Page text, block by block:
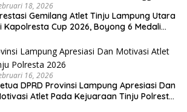
18, 2026
Gemilang Atlet Tinju Lampung Utara
Kapolresta Cup 2026, Boyong 6 Medali
16, 2026
DPRD Provinsi Lampung Apresiasi Dan
Atlet Pada Kejuaraan Tinju Polresta